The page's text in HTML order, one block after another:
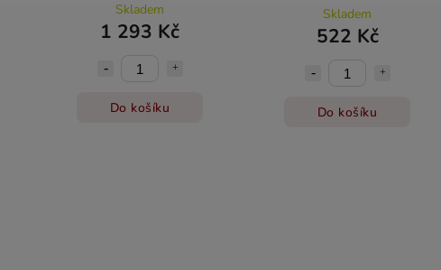
Skladem
1 293 Kč
Do košíku
Skladem
522 Kč
Do košíku